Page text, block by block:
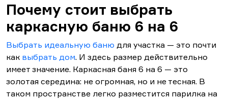
Почему стоит выбрать
каркасную баню 6 на 6
Выбрать идеальную баню для участка — это почти
как выбрать дом. И здесь размер действительно
имеет значение. Каркасная баня 6 на 6 — это
золотая середина: не огромная, но и не тесная. В
таком пространстве легко разместится парилка на